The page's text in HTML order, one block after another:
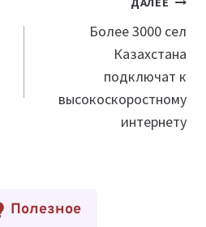
Более 3000 сел
Казахстана
подключат к
высокоскоростному
интернету
Полезное